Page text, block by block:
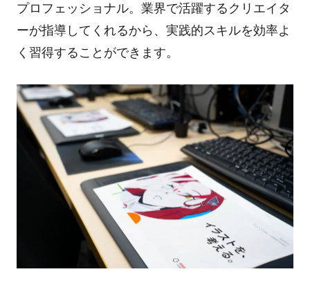
プロフェッショナル。業界で活躍するクリエイタ
ーが指導してくれるから、実践的スキルを効率よ
く習得することができます。